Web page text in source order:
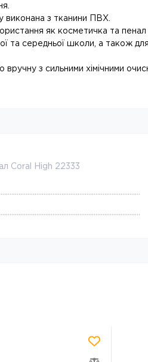
виконана з тканини ПВХ.
як косметичка та пенал
та середньої школи, а також для
вручну з сильними хімічними
Coral High 22333